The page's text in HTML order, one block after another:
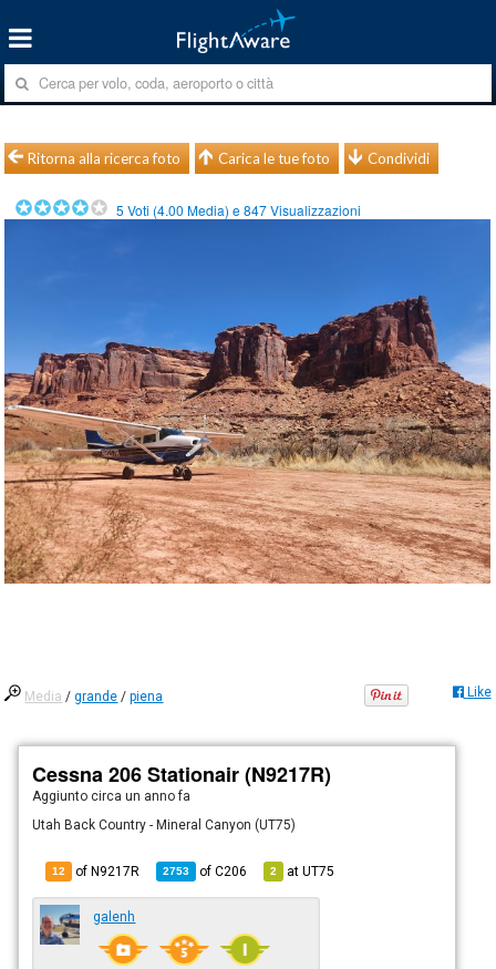
Ritorna alla ricerca foto Carica le tue foto Condividi
5 Voti (4.00 Media) e847Visualizzazioni
Media /grande /piena Like
Cessna 206 Stationair (N9217R)
Aggiunto circa un anno fa
Utah Back Country - Mineral Canyon (UT75)
12 of N9217R 2753 ofC206 2 atUT75
galenh